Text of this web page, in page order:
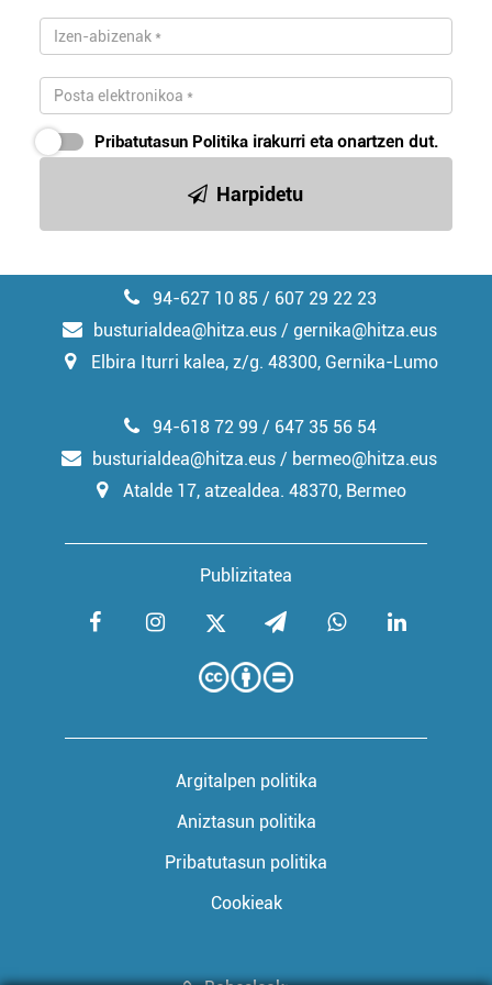
Pribatutasun Politika irakurri eta onartzen dut.
Harpidetu
94-627 10 85 / 607 29 22 23
busturialdea@hitza.eus / gernika@hitza.eus
Elbira Iturri kalea, z/g. 48300, Gernika-Lumo
Publizitatea
94-618 72 99 / 647 35 56 54
busturialdea@hitza.eus / bermeo@hitza.eus
Atalde 17, atzealdea. 48370, Bermeo
Argitalpen politika
Aniztasun politika
Pribatutasun politika
Cookieak